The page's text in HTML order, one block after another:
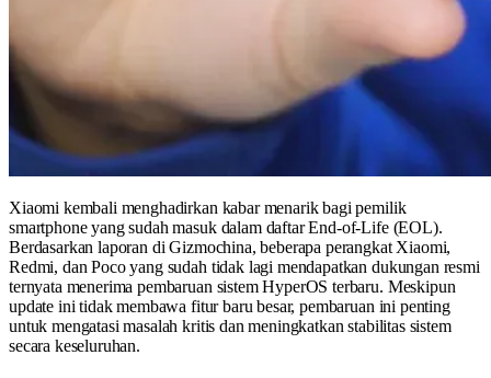
Xiaomi kembali menghadirkan kabar menarik bagi pemilik
smartphone yang sudah masuk dalam daftar End-of-Life (EOL).
Berdasarkan laporan di Gizmochina, beberapa perangkat Xiaomi,
Redmi, dan Poco yang sudah tidak lagi mendapatkan dukungan resmi
ternyata menerima pembaruan sistem HyperOS terbaru. Meskipun
update ini tidak membawa fitur baru besar, pembaruan ini penting
untuk mengatasi masalah kritis dan meningkatkan stabilitas sistem
secara keseluruhan.